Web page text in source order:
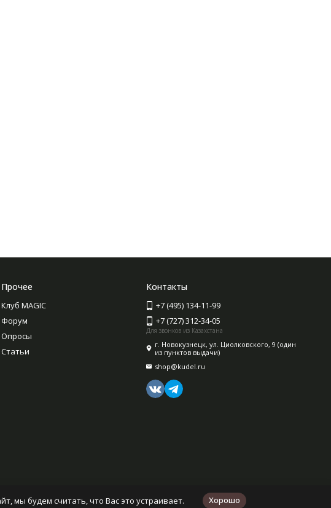
Прочее
Клуб MAGIC
Форум
Опросы
Статьи
Контакты
+7 (495) 134-11-99
+7 (727) 312-34-05
Для звонков из Казахстана
г. Новокузнецк, ул. Циолковского, 9 (один
из пунктов выдачи)
shop@kudel.ru
мы будем считать, что Вас это устраивает. Хорошо